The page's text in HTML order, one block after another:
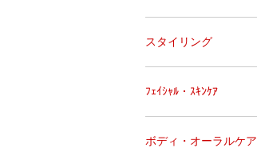
スタイリング
ﾌｪｲｼｬﾙ・ｽｷﾝｹｱ
ボディ・オーラルケア